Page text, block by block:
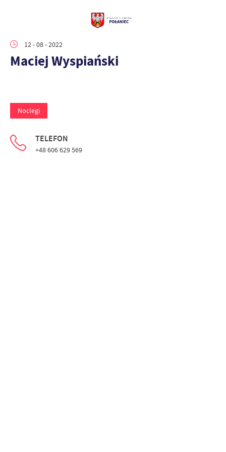
12 - 08 - 2022
Maciej Wyspiański
Noclegi
TELEFON
+48 606 629 569